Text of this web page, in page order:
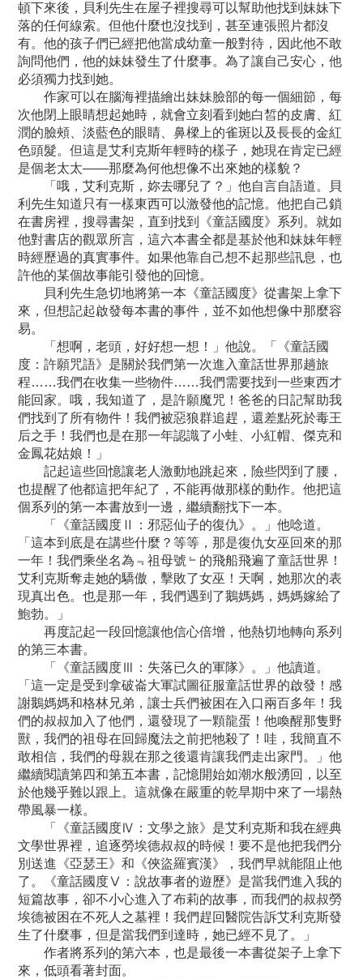
頓下來後，貝利先生在屋子裡搜尋可以幫助他找到妹妹下
落的任何線索。但他什麼也沒找到，甚至連張照片都沒
有。他的孩子們已經把他當成幼童一般對待，因此他不敢
詢問他們，他的妹妹發生了什麼事。為了讓自己安心，他
必須獨力找到她。
作家可以在腦海裡描繪出妹妹臉部的每一個細節，每
次他閉上眼睛想起她時，就會立刻看到她白皙的皮膚、紅
潤的臉頰、淡藍色的眼睛、鼻樑上的雀斑以及長長的金紅
色頭髮。但這是艾利克斯年輕時的樣子，她現在肯定已經
是個老太太——那麼為何他想像不出來她的樣貌？
「哦，艾利克斯，妳去哪兒了？」他自言自語道。貝
利先生知道只有一樣東西可以激發他的記憶。他把自己鎖
在書房裡，搜尋書架，直到找到《童話國度》系列。就如
他對書店的觀眾所言，這六本書全都是基於他和妹妹年輕
時經歷過的真實事件。如果他靠自己想不起那些訊息，也
許他的某個故事能引發他的回憶。
貝利先生急切地將第一本《童話國度》從書架上拿下
來，但想記起啟發每本書的事件，並不如他想像中那麼容
易。
「想啊，老頭，好好想一想！」他說。「《童話國
度：許願咒語》是關於我們第一次進入童話世界那趟旅
程……我們在收集一些物件……我們需要找到一些東西才
能回家。哦，我知道了，是許願魔咒！爸爸的日記幫助我
們找到了所有物件！我們被惡狼群追趕，還差點死於毒王
后之手！我們也是在那一年認識了小蛙、小紅帽、傑克和
金鳳花姑娘！」
記起這些回憶讓老人激動地跳起來，險些閃到了腰，
也提醒了他都這把年紀了，不能再做那樣的動作。他把這
個系列的第一本書放到一邊，繼續翻找下一本。
「《童話國度Ⅱ：邪惡仙子的復仇》。」他唸道。
「這本到底是在講些什麼？等等，那是復仇女巫回來的那
一年！我們乘坐名為﹃祖母號﹄的飛船飛遍了童話世界！
艾利克斯奪走她的驕傲，擊敗了女巫！天啊，她那次的表
現真出色。也是那一年，我們遇到了鵝媽媽，媽媽嫁給了
鮑勃。」
再度記起一段回憶讓他信心倍增，他熱切地轉向系列
的第三本書。
「《童話國度Ⅲ：失落已久的軍隊》。」他讀道。
「這一定是受到拿破崙大軍試圖征服童話世界的啟發！感
謝鵝媽媽和格林兄弟，讓士兵們被困在入口兩百多年！我
們的叔叔加入了他們，還發現了一顆龍蛋！他喚醒那隻野
獸，我們的祖母在回歸魔法之前把牠殺了！哇，我簡直不
敢相信，我們的母親在那之後還肯讓我們走出家門。」他
繼續閱讀第四和第五本書，記憶開始如潮水般湧回，以至
於他幾乎難以跟上。這就像在嚴重的乾旱期中來了一場熱
帶風暴一樣。
「《童話國度Ⅳ：文學之旅》是艾利克斯和我在經典
文學世界裡，追逐勞埃德叔叔的時候！要不是他把我們分
別送進《亞瑟王》和《俠盜羅賓漢》，我們早就能阻止他
了。《童話國度Ⅴ：說故事者的遊歷》是當我們進入我的
短篇故事，卻不小心進入了布莉的故事，而我們的叔叔勞
埃德被困在不死人之墓裡！我們趕回醫院告訴艾利克斯發
生了什麼事，但是當我們到達時，她已經不見了。」
作者將系列的第六本，也是最後一本書從架子上拿下
來，低頭看著封面。